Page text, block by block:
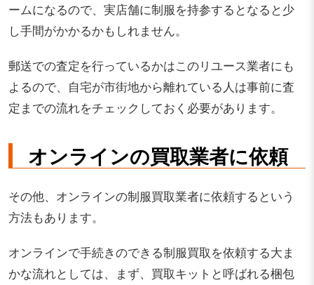
ームになるので、実店舗に制服を持参するとなると少
し手間がかかるかもしれません。
郵送での査定を行っているかはこのリユース業者にも
よるので、自宅が市街地から離れている人は事前に査
定までの流れをチェックしておく必要があります。
オンラインの買取業者に依頼
その他、オンラインの制服買取業者に依頼するという
方法もあります。
オンラインで手続きのできる制服買取を依頼する大ま
かな流れとしては、まず、買取キットと呼ばれる梱包